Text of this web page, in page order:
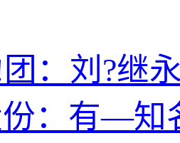
：刘?继
：有—知